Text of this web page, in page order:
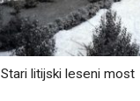
Stari litijski leseni most